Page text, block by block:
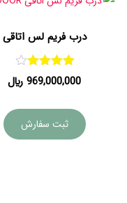
درب فریم لس اتاقی
امتیاز
4.00
969,000,000 ﷼
ثبت سفارش